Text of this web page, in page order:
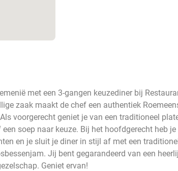
met een 3-gangen keuzediner bij
zaak maakt de chef een authentiek
voorgerecht geniet je van een traditioneel
soep naar keuze. Bij het hoofdgerecht heb je
en je sluit je diner in stijl af met een
Jij bent gegarandeerd van een
Geniet ervan!